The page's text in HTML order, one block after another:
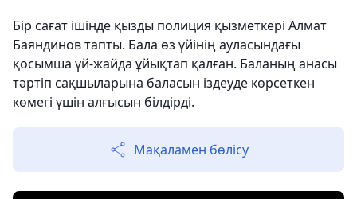
Бір сағат ішінде қызды полиция қызметкері Алмат
Баяндинов тапты. Бала өз үйінің ауласындағы
қосымша үй-жайда ұйықтап қалған. Баланың анасы
тәртіп сақшыларына баласын іздеуде көрсеткен
көмегі үшін алғысын білдірді.
Мақаламен бөлісу